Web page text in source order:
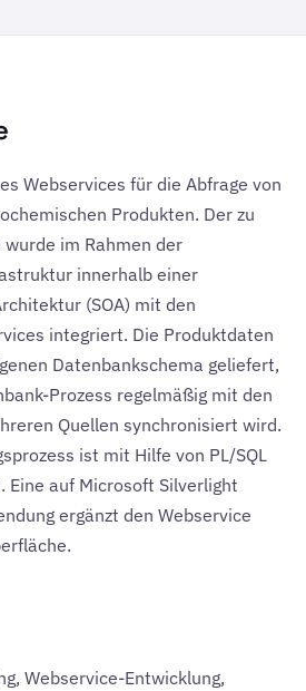
Webservices für die Abfrage von
Produkten. Der zu
im Rahmen der
innerhalb einer
(SOA) mit den
integriert. Die Produktdaten
Datenbankschema geliefert,
Prozess regelmäßig mit den
Quellen synchronisiert wird.
ist mit Hilfe von PL/SQL
Eine auf Microsoft Silverlight
ergänzt den Webservice
Webservice-Entwicklung,